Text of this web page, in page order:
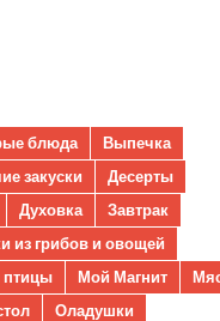
блюда
Выпечка
закуски
Десерты
Духовка
Завтрак
из грибов и овощей
птицы
Мой Магнит
Оладушки